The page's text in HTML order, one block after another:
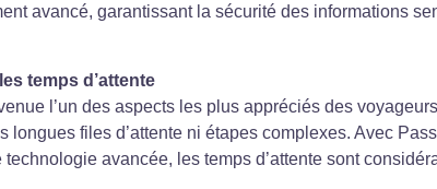
avancé, garantissant la sécurité des informations
temps d’attente
l’un des aspects les plus appréciés des
longues files d’attente ni étapes complexes. Avec
technologie avancée, les temps d’attente sont